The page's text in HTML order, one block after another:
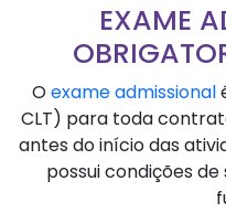
EXAME
Oexame admissional
CLT) para toda
antes do início das
possui condições